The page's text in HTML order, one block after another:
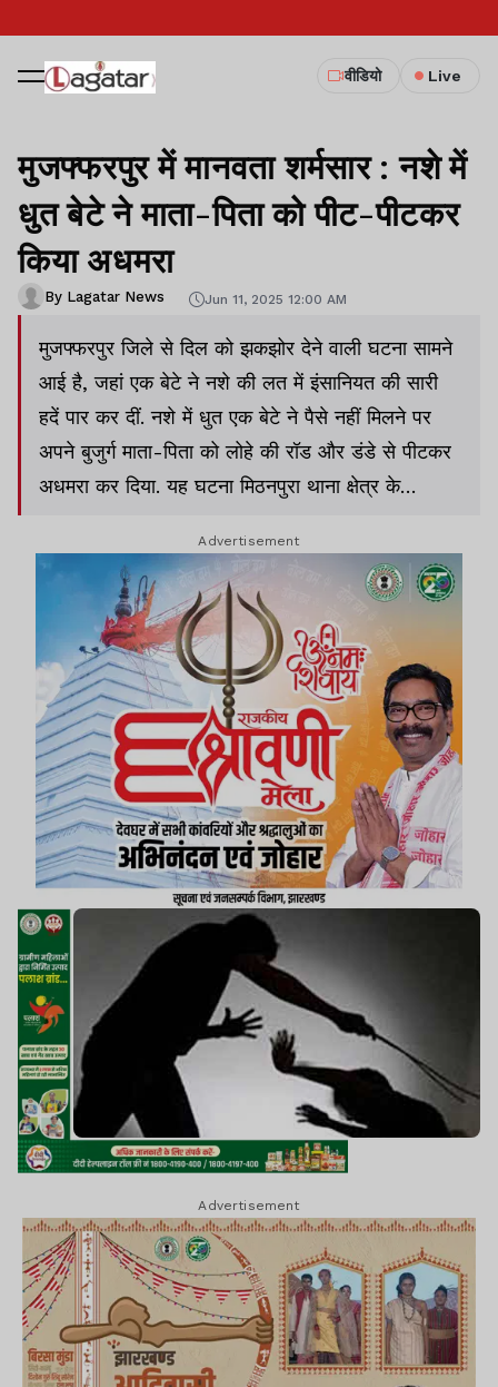
वीडियो Live
मुजफ्फरपुर में मानवता शर्मसार : नशे में
धुत बेटे ने माता-पिता को पीट-पीटकर
किया अधमरा
By Lagatar News Jun 11, 2025 12:00 AM
मुजफ्फरपुर जिले से दिल को झकझोर देने वाली घटना सामने
आई है, जहां एक बेटे ने नशे की लत में इंसानियत की सारी
हदें पार कर दीं. नशे में धुत एक बेटे ने पैसे नहीं मिलने पर
अपने बुजुर्ग माता-पिता को लोहे की रॉड और डंडे से पीटकर
अधमरा कर दिया. यह घटना मिठनपुरा थाना क्षेत्र के
है. घटना को अंजाम देने के बाद मनीष फरार हो गया.
Advertisement
Advertisement